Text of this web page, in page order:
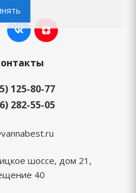
125-80-77
282-55-05
шоссе, дом 21,
40